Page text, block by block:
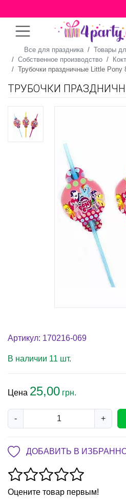
Все для праздника
Товары
Собственное производство
Трубочки праздничные Little Pony
ТРУБОЧКИ
Артикул: 170216-069
В наличии 11 шт.
Цена 25,00 грн.
- +
ДОБАВИТЬ В
Оцените товар первым!